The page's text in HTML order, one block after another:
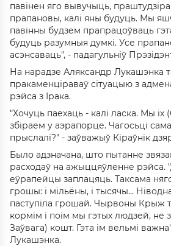
павінен яго вывучыць,
прапановы, калі яны будуць. Мы
павінны будзем прапрацоўваць
будуць разумныя думкі. Усе
асэнсаваць", - падагульніў
На нарадзе Аляксандр Лукашэнка
пракаменціраваў сітуацыю з
рэйса з Ірака.
"Хочуць паехаць - калі ласка. Мы іх
збіраем у аэрапорце. Чагосьці
прыслалі?" - заўважыў Кіраўнік
Было адзначана, што пытанне
расходаў на ажыццяўленне рэйса.
еўрапейцы заплацяць. Таксама
грошы: і мільёны, і тысячы...
паступіла грошай. Чырвоны Крыж
кормім і поім мы гэтых людзей, не
Заўвага) кошт. Гэта ім вельмі
Лукашэнка.